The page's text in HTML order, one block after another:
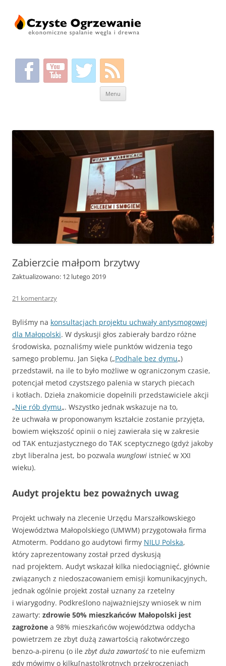
Menu
Zabierzcie małpom brzytwy
Zaktualizowano: 12 lutego 2019
21 komentarzy
Byliśmy na konsultacjach projektu uchwały antysmogowej
dla Małopolski. W dyskusji głos zabierały bardzo różne
środowiska, poznaliśmy wiele punktów widzenia tego
samego problemu. Jan Sięka („Podhale bez dymu„)
przedstawił, na ile to było możliwe w ograniczonym czasie,
potencjał metod czystszego palenia w starych piecach
i kotłach. Dzieła znakomicie dopełnili przedstawiciele akcji
„Nie rób dymu„. Wszystko jednak wskazuje na to,
że uchwała w proponowanym kształcie zostanie przyjęta,
bowiem większość opinii o niej zawierała się w zakresie
od TAK entuzjastycznego do TAK sceptycznego (gdyż jakoby
zbyt liberalna jest, bo pozwala wunglowi istnieć w XXI
wieku).
Audyt projektu bez poważnych uwag
Projekt uchwały na zlecenie Urzędu Marszałkowskiego
Województwa Małopolskiego (UMWM) przygotowała firma
Atmoterm. Poddano go audytowi firmy NILU Polska,
który zaprezentowany został przed dyskusją
nad projektem. Audyt wskazał kilka niedociągnięć, głównie
związanych z niedoszacowaniem emisji komunikacyjnych,
jednak ogólnie projekt został uznany za rzetelny
i wiarygodny. Podkreślono najważniejszy wniosek w nim
zawarty: zdrowie 50% mieszkańców Małopolski jest
zagrożone a 98% mieszkańców województwa oddycha
powietrzem ze zbyt dużą zawartością rakotwórczego
benzo-a-pirenu (o ile zbyt duża zawartośćto nie eufemizm
gdy mówimy o kilku[nasto]krotnych przekroczeniach